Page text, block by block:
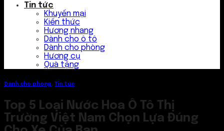
Tin tức
Khuyến mại
Kiến thức
Hương nhang
Dành cho ô tô
Dành cho phòng
Hương cụ
Quà tặng
Dành cho phòng, Tin tức
Top 5 Loại Nước Hoa Ô Tô Thị
Trường Việt Nam Chọn Lựa Đúng